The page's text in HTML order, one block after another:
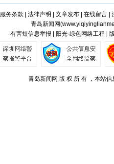
服务条款 法律声明 文章发布| 在线留言|
青岛新闻网(
有害短信息举报 | 阳光·绿色网络工程 |
青岛新闻网 版 权 所 有 ，本站